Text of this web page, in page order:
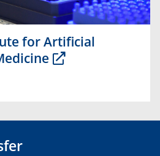
for Artificial